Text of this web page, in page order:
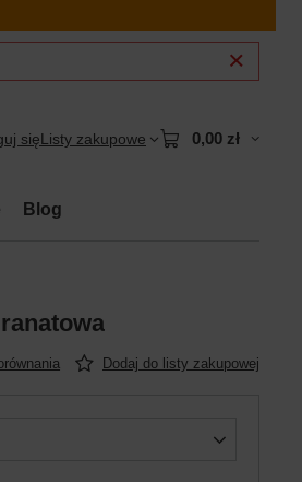
sięListy zakupowe 0,00 zł
Blog
Dodaj do listy zakupowej